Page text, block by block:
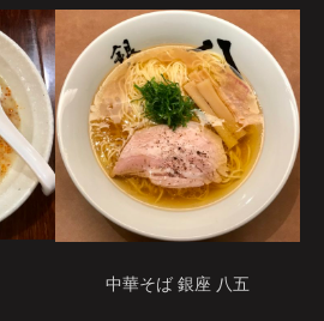
中華そば 銀座 八五